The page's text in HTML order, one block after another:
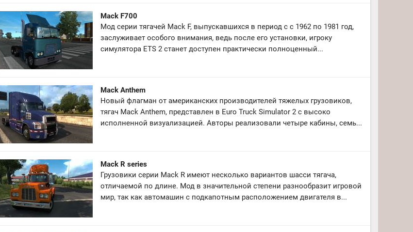
Mack F700
Мод серии тягачей Mack F, выпускавшихся в период с с 1962 по 1981 год,
заслуживает особого внимания, ведь после его установки, игроку
симулятора ETS 2 станет доступен практически полноценный...
Mack Anthem
Новый флагман от американских производителей тяжелых грузовиков,
тягач Mack Anthem, представлен в Euro Truck Simulator 2 с высоко
исполненной визуализацией. Авторы реализовали четыре кабины, семь...
Mack R series
Грузовики серии Mack R имеют несколько вариантов шасси тягача,
отличаемой по длине. Мод в значительной степени разнообразит игровой
мир, так как автомашин с подкапотным расположением двигателя в...